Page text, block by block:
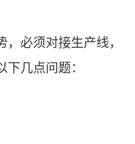
必须对接生产线，
几点问题：